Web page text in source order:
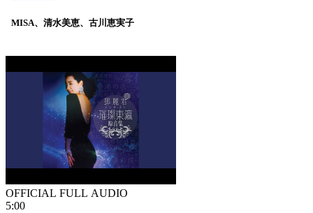
MISA、清水美恵、古川恵実子
OFFICIAL FULL AUDIO
5:00